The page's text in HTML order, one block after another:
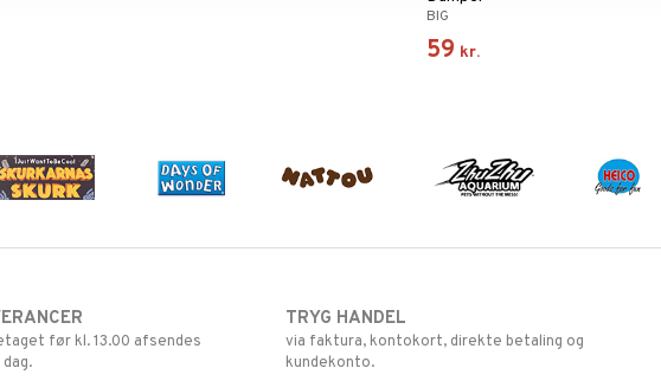
BIG
59 kr.
før kl. 13.00 afsendes
TRYG HANDEL
via faktura, kontokort, direkte betaling og
kundekonto.